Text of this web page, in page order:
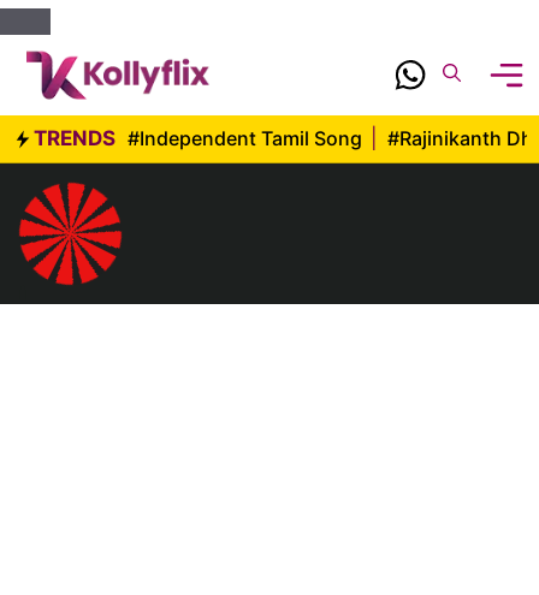
Skip
content
TRENDS #Independent Tamil Song #Rajinikanth